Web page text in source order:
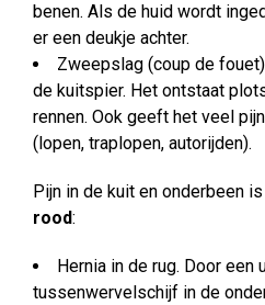
benen. Als de huid wordt
er een deukje achter.
Zweepslag (coup de
de kuitspier. Het ontstaat
rennen. Ook geeft het veel
(lopen, traplopen, autorijden).
Pijn in de kuit en onderbeen is
rood:
Hernia in de rug. Door een
tussenwervelschijf in de